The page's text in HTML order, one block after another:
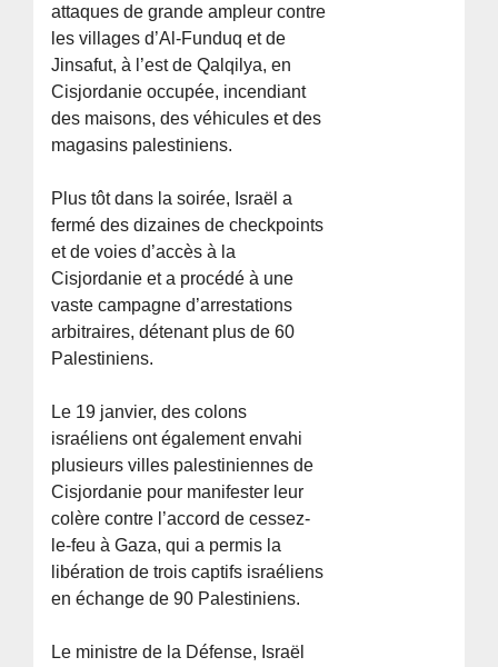
attaques de grande ampleur contre
les villages d’Al-Funduq et de
Jinsafut, à l’est de Qalqilya, en
Cisjordanie occupée, incendiant
des maisons, des véhicules et des
magasins palestiniens.
Plus tôt dans la soirée, Israël a
fermé des dizaines de checkpoints
et de voies d’accès à la
Cisjordanie et a procédé à une
vaste campagne d’arrestations
arbitraires, détenant plus de 60
Palestiniens.
Le 19 janvier, des colons
israéliens ont également envahi
plusieurs villes palestiniennes de
Cisjordanie pour manifester leur
colère contre l’accord de cessez-
le-feu à Gaza, qui a permis la
libération de trois captifs israéliens
en échange de 90 Palestiniens.
Le ministre de la Défense, Israël